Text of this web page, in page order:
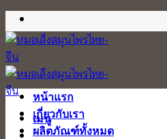
ข้าม
ไป
ยัง
เนื้อหา
เมนู
หน้าแรก
เกี่ยวกับเรา
ผลิตภัณฑ์ทั้งหมด